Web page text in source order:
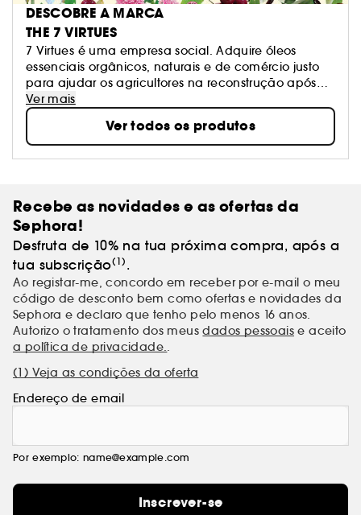
DESCOBRE A MARCA
THE 7 VIRTUES
7 Virtues é uma empresa social. Adquire óleos
essenciais orgânicos, naturais e de comércio justo
para ajudar os agricultores na reconstrução após
guerras ou os conflitos. Os seus perfumes são
hipoalergénicos, contêm álcool orgânico de cana
de açúcar e, ainda, mais de 22% de óleos
aromáticos para um aroma natural duradouro.
Ver mais
Ver todos os produtos
Recebe as novidades e as ofertas da
Sephora!
Desfruta de 10% na tua próxima compra, após a
tua subscrição(1) .
Ao registar-me, concordo em receber por e-mail o meu
código de desconto bem como ofertas e novidades da
Sephora e declaro que tenho pelo menos 16 anos.
Autorizo o tratamento dos meusdados pessoais e aceito
a política de privacidade..
(1) Veja as condições da oferta
Endereço de email
Por exemplo: name@example.com
Inscrever-se